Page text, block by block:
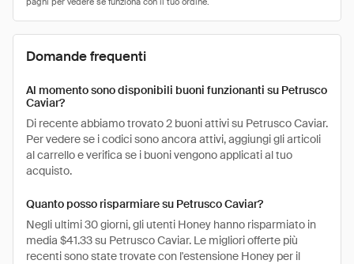
Domande frequenti
Al momento sono disponibili buoni funzionanti su Petrusco
Caviar?
Di recente abbiamo trovato 2 buoni attivi su Petrusco Caviar.
Per vedere se i codici sono ancora attivi, aggiungi gli articoli
al carrello e verifica se i buoni vengono applicati al tuo
acquisto.
Quanto posso risparmiare su Petrusco Caviar?
Negli ultimi 30 giorni, gli utenti Honey hanno risparmiato in
media $41.33 su Petrusco Caviar. Le migliori offerte più
recenti sono state trovate con l'estensione Honey per il